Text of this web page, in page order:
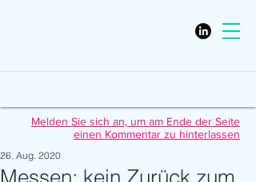
Melden Sie sich an, um am Ende der Seite
einen Kommentar zu hinterlassen
26. Aug. 2020